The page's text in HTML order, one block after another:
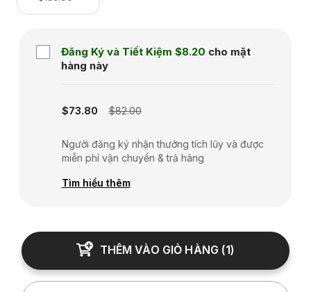
Đăng Ký và Tiết Kiệm $8.20 cho mặt
hàng này
$73.80 $82.00
Người đăng ký nhận thưởng tích lũy và được
miễn phí vận chuyển & trả hàng
Tìm hiểu thêm
THÊM VÀO GIỎ HÀNG (1)